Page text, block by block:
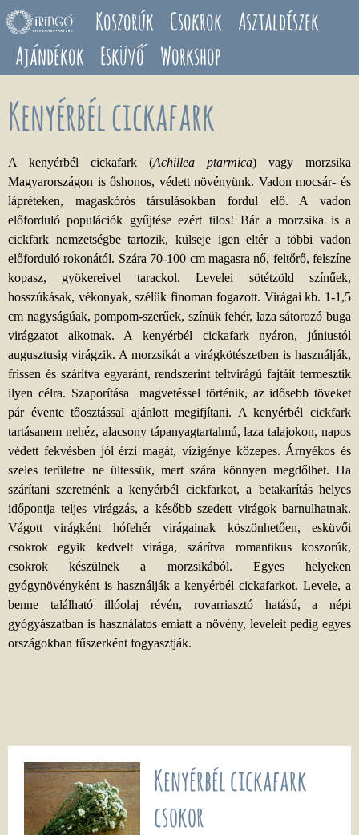
Ugrás a tartalomra Koszorúk Csokrok Asztaldíszek
Ajándékok Esküvő Workshop
Kenyérbél cickafark
A kenyérbél cickafark (Achillea ptarmica) vagy morzsika
Magyarországon is őshonos, védett növényünk. Vadon mocsár- és
lápréteken, magaskórós társulásokban fordul elő. A vadon
előforduló populációk gyűjtése ezért tilos! Bár a morzsika is a
cickfark nemzetségbe tartozik, külseje igen eltér a többi vadon
előforduló rokonától. Szára 70-100 cm magasra nő, feltőrő, felszíne
kopasz, gyökereivel tarackol. Levelei sötétzöld színűek,
hosszúkásak, vékonyak, szélük finoman fogazott. Virágai kb. 1-1,5
cm nagyságúak, pompom-szerűek, színük fehér, laza sátorozó buga
virágzatot alkotnak. A kenyérbél cickafark nyáron, júniustól
augusztusig virágzik. A morzsikát a virágkötészetben is használják,
frissen és szárítva egyaránt, rendszerint teltvirágú fajtáit termesztik
ilyen célra. Szaporítása magvetéssel történik, az idősebb töveket
pár évente tőosztással ajánlott megifjítani. A kenyérbél cickfark
tartásanem nehéz, alacsony tápanyagtartalmú, laza talajokon, napos
védett fekvésben jól érzi magát, vízigénye közepes. Árnyékos és
szeles területre ne ültessük, mert szára könnyen megdőlhet. Ha
szárítani szeretnénk a kenyérbél cickfarkot, a betakarítás helyes
időpontja teljes virágzás, a később szedett virágok barnulhatnak.
Vágott virágként hófehér virágainak köszönhetően, esküvői
csokrok egyik kedvelt virága, szárítva romantikus koszorúk,
csokrok készülnek a morzsikából. Egyes helyeken
gyógynövényként is használják a kenyérbél cickafarkot. Levele, a
benne található illóolaj révén, rovarriasztó hatású, a népi
gyógyászatban is használatos emiatt a növény, leveleit pedig egyes
országokban fűszerként fogyasztják.
Kenyérbél cickafark
csokor